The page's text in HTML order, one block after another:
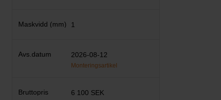
1
2026-08-12
Monteringsartikel
6 100 SEK